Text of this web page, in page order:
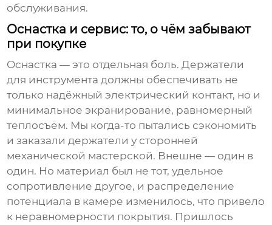
обслуживания.
Оснастка и сервис: то, о чём забывают
при покупке
Оснастка — это отдельная боль. Держатели
для инструмента должны обеспечивать не
только надёжный электрический контакт, но и
минимальное экранирование, равномерный
теплосъём. Мы когда-то пытались сэкономить
и заказали держатели у сторонней
механической мастерской. Внешне — один в
один. Но материал был не тот, удельное
сопротивление другое, и распределение
потенциала в камере изменилось, что привело
к неравномерности покрытия. Пришлось